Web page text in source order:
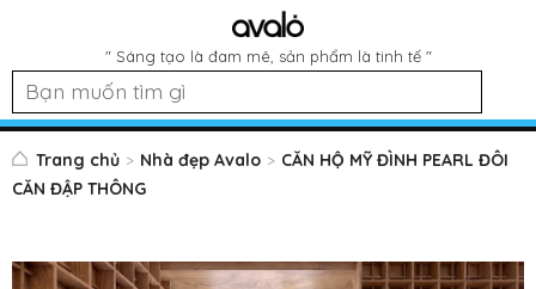
" Sáng tạo là đam mê, sản phẩm là tinh tế "
Trang chủ Nhà đẹp Avalo
CĂN HỘ MỸ ĐÌNH PEARL ĐÔI
CĂN ĐẬP THÔNG